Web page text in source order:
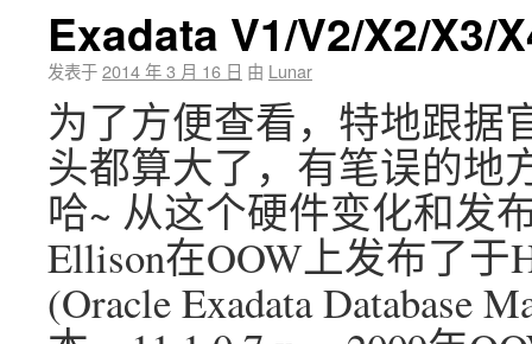
Exadata V1/V2/X2/X3/
发表于2014 年 3 月 16 日 由 Lunar
为了方便查看，特地跟据
头都算大了，有笔误的地
哈~ 从这个硬件变化和发
Ellison在OOW上发布了
(Oracle Exadata Database